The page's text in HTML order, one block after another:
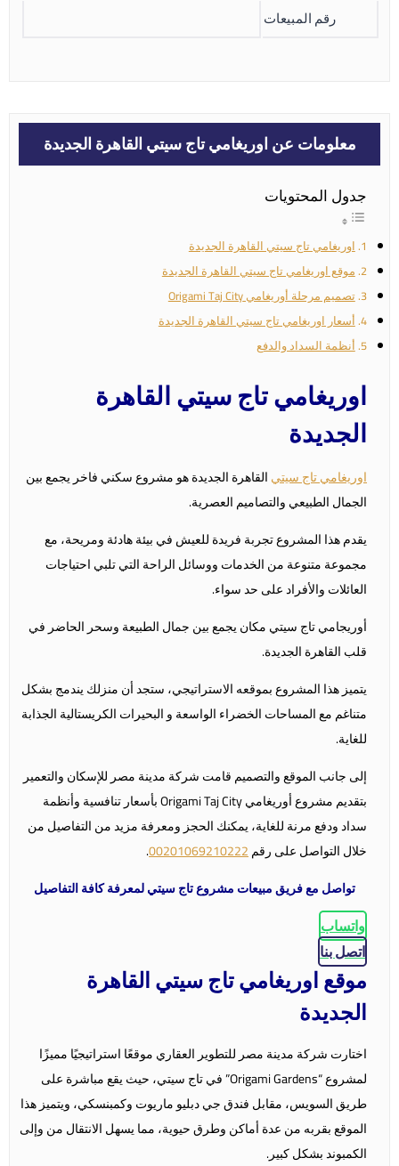
رقم المبيعات
معلومات عن اوريغامي تاج سيتي القاهرة الجديدة
جدول المحتويات
اوريغامي تاج سيتي القاهرة الجديدة
موقع اوريغامي تاج سيتي القاهرة الجديدة
تصميم مرحلة أوريغامي Origami Taj City
أسعار اوريغامي تاج سيتي القاهرة الجديدة
أنظمة السداد والدفع
اوريغامي تاج سيتي القاهرة
الجديدة
اوريغامي تاج سيتيالقاهرة الجديدة هو مشروع سكني فاخر يجمع بين
الجمال الطبيعي والتصاميم العصرية.
يقدم هذا المشروع تجربة فريدة للعيش في بيئة هادئة ومريحة، مع
مجموعة متنوعة من الخدمات ووسائل الراحة التي تلبي احتياجات
العائلات والأفراد على حد سواء.
أوريجامي تاج سيتي مكان يجمع بين جمال الطبيعة وسحر الحاضر في
قلب القاهرة الجديدة.
يتميز هذا المشروع بموقعه الاستراتيجي، ستجد أن منزلك يندمج بشكل
متناغم مع المساحات الخضراء الواسعة و البحيرات الكريستالية الجذابة
للغاية.
إلى جانب الموقع والتصميم قامت شركة مدينة مصر للإسكان والتعمير
بتقديم مشروع أوريغامي Origami Taj City بأسعار تنافسية وأنظمة
سداد ودفع مرنة للغاية، يمكنك الحجز ومعرفة مزيد من التفاصيل من
خلال التواصل على رقم00201069210222
.
تواصل مع فريق مبيعات مشروع تاج سيتي لمعرفة كافة التفاصيل
واتساب
اتصل بنا
موقع اوريغامي تاج سيتي القاهرة
الجديدة
اختارت شركة مدينة مصر للتطوير العقاري موقعًا استراتيجيًا مميزًا
لمشروع “Origami Gardens” في تاج سيتي، حيث يقع مباشرة على
طريق السويس، مقابل فندق جي دبليو ماريوت وكمبنسكي، ويتميز هذا
الموقع بقربه من عدة أماكن وطرق حيوية، مما يسهل الانتقال من وإلى
الكمبوند بشكل كبير.